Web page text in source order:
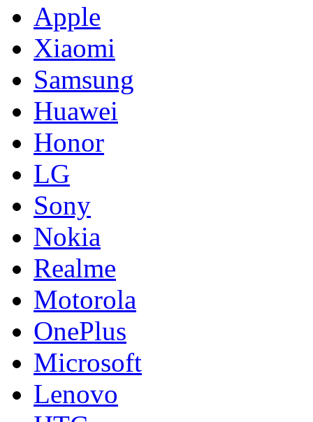
Apple
Xiaomi
Samsung
Huawei
Honor
LG
Sony
Nokia
Realme
Motorola
OnePlus
Microsoft
Lenovo